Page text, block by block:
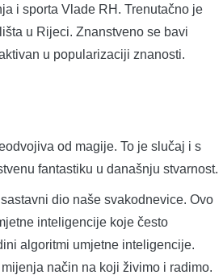
i sporta Vlade RH. Trenutačno je
u Rijeci. Znanstveno se bavi
u popularizaciji znanosti.
od magije. To je slučaj i s
fantastiku u današnju stvarnost.
dio naše svakodnevice. Ovo
inteligencije koje često
algoritmi umjetne inteligencije.
način na koji živimo i radimo.